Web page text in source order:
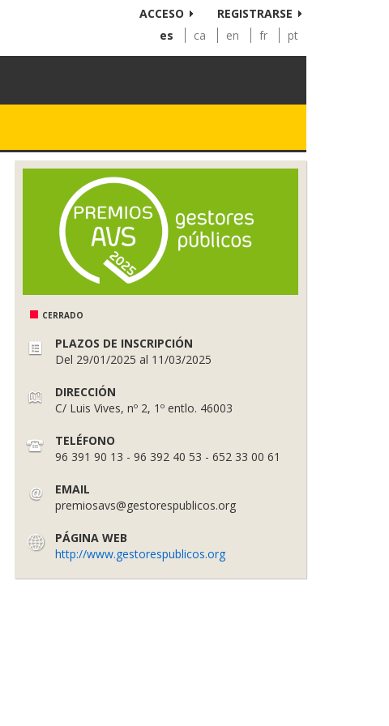
ACCESO
REGISTRARSE
es
ca en fr pt
CERRADO
PLAZOS DE INSCRIPCIÓN
Del 29/01/2025 al 11/03/2025
DIRECCIÓN
C/ Luis Vives, nº 2, 1º entlo. 46003
TELÉFONO
96 391 90 13 - 96 392 40 53 - 652 33 00 61
EMAIL
premiosavs@gestorespublicos.org
PÁGINA WEB
http://www.gestorespublicos.org